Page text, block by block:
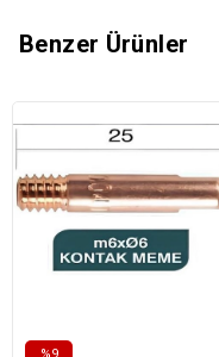
Benzer Ürünler
%9